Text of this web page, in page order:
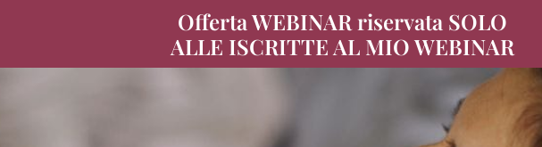
Offerta WEBINAR riservata SOLO
ALLE ISCRITTE AL MIO WEBINAR